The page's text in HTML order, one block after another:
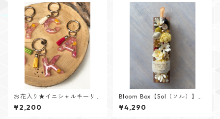
お花入り★イニシャルキーリ
ング【Flower Jewelシリー
ズ】
¥2,200
Bloom Box【Sol（ソル）】メ
ッセージカード付けられます✨
¥4,290